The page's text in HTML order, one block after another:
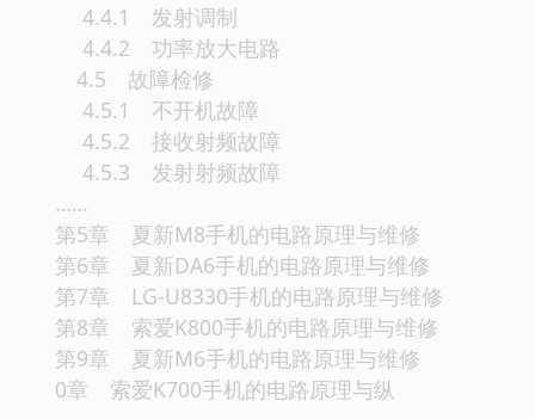
4.4.1 发射调制
4.4.2 功率放大电路
4.5 故障检修
4.5.1 不开机故障
4.5.2 接收射频故障
4.5.3 发射射频故障
……
第5章 夏新M8手机的电路原理与维修
第6章 夏新DA6手机的电路原理与维修
第7章 LG-U8330手机的电路原理与维修
第8章 索爱K800手机的电路原理与维修
第9章 夏新M6手机的电路原理与维修
0章 索爱K700手机的电路原理与纵